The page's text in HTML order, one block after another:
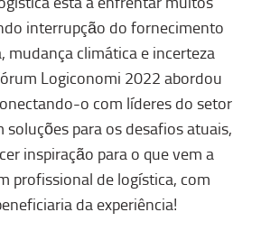
interrupção do fornecimento
mudança climática e incerteza
Logiconomi 2022 abordou
o com líderes do setor
para os desafios atuais,
inspiração para o que vem a
profissional de logística, com
da experiência!